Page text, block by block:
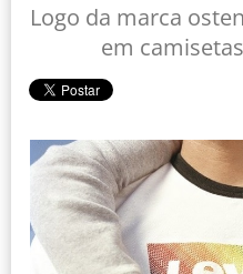
Logo da marca
em